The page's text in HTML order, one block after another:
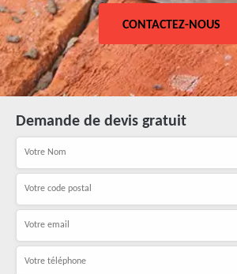
CONTACTEZ-NOUS
Demande de devis gratuit